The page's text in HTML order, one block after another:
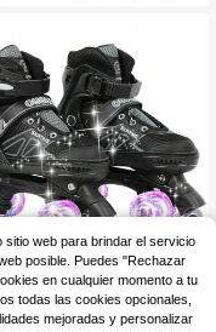
Patines de ruedas ajust
mujer, patines de ruedas
tamaños ajustables, patine
web para brindar el servicio
posible. Puedes "Rechazar
en cualquier momento a tu
todas las cookies opcionales,
mejoradas y personalizar